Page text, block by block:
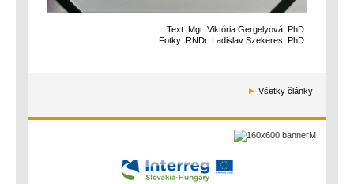
Text: Mgr. Viktória Gergelyová, PhD.
Fotky: RNDr. Ladislav Szekeres, PhD.
► Všetky články